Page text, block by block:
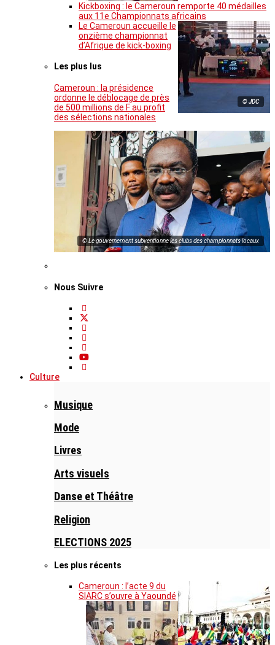
Kickboxing : le Cameroun remporte 40 médailles
aux 11e Championnats africains
© JDC
Le Cameroun accueille le
onzième championnat
d’Afrique de kick-boxing
Les plus lus
Cameroun : la présidence
ordonne le déblocage de près
de 500 millions de F au profit
des sélections nationales
© Le gouvernement subventionne les clubs des championnats locaux
Nous Suivre
Culture
Musique
Mode
Livres
Arts visuels
Danse et Théâtre
Religion
ELECTIONS 2025
Les plus récents
Cameroun : l’acte 9 du
SIARC s’ouvre à Yaoundé